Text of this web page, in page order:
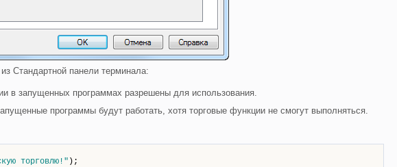
Стандартной панели терминала:
в запущенных программах разрешены для использования.
программы будут работать, хотя торговые функции не смогут выполняться.
торговлю!" );